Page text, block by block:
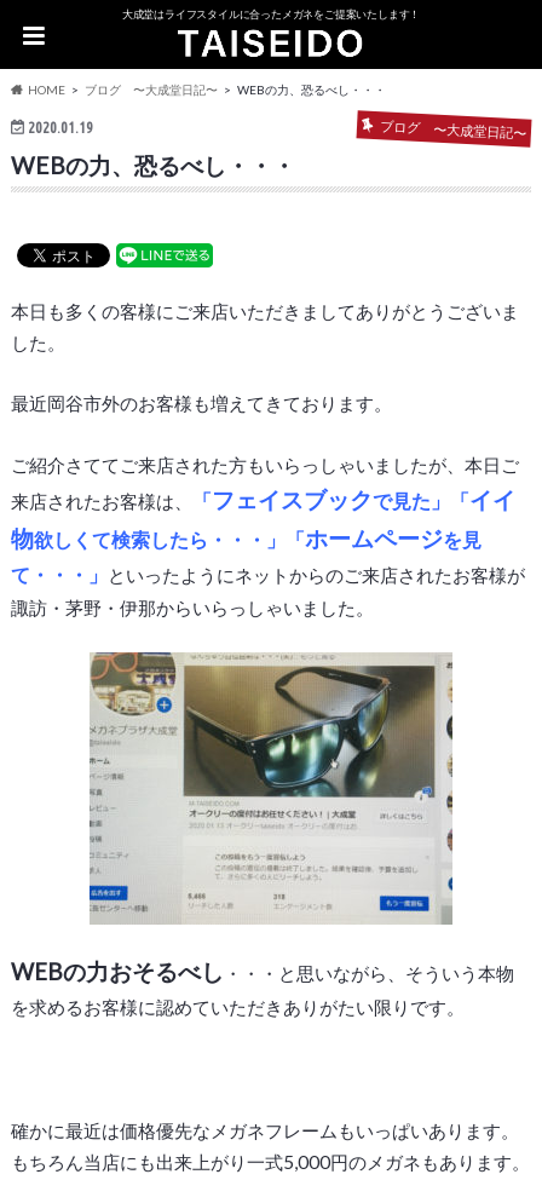
大成堂はライフスタイルに合ったメガネをご提案いたします！
HOME ブログ 〜大成堂日記〜 WEBの力、恐るべし・・・
2020.01.19 ブログ 〜大成堂日記〜
WEBの力、恐るべし・・・
本日も多くの客様にご来店いただきましてありがとうございま
した。
最近岡谷市外のお客様も増えてきております。
ご紹介さててご来店された方もいらっしゃいましたが、本日ご
来店されたお客様は、
「フェイスブックで見た」「イイ
物欲しくて検索したら・・・」「ホームページを見
て・・・」
といったようにネットからのご来店されたお客様が
諏訪・茅野・伊那からいらっしゃいました。
WEBの力おそるべし ・・・と思いながら、そういう本物
を求めるお客様に認めていただきありがたい限りです。
確かに最近は価格優先なメガネフレームもいっぱいあります。
もちろん当店にも出来上がり一式5,000円のメガネもあります。